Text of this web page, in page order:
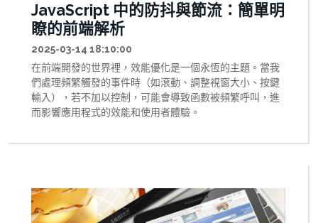
JavaScript 中的防抖與節流：簡單明
瞭的前端解析
2025-03-14 18:10:00
在前端開發的世界裡，效能優化是一個永恆的主題。當我
們處理頻繁觸發的事件時（如滾動、調整視窗大小、按鍵
輸入），若不加以控制，可能會導致函數被頻繁呼叫，進
而影響應用程式的效能和使用者體驗。